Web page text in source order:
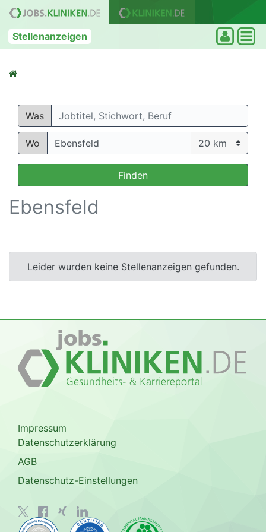
Stellenanzeigen
Was
Wo
Finden
Ebensfeld
Leider wurden keine Stellenanzeigen gefunden.
Impressum
Datenschutzerklärung
AGB
Datenschutz-Einstellungen